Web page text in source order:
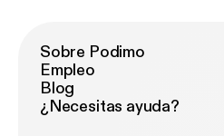
Sobre Podimo
Empleo
Blog
¿Necesitas ayuda?